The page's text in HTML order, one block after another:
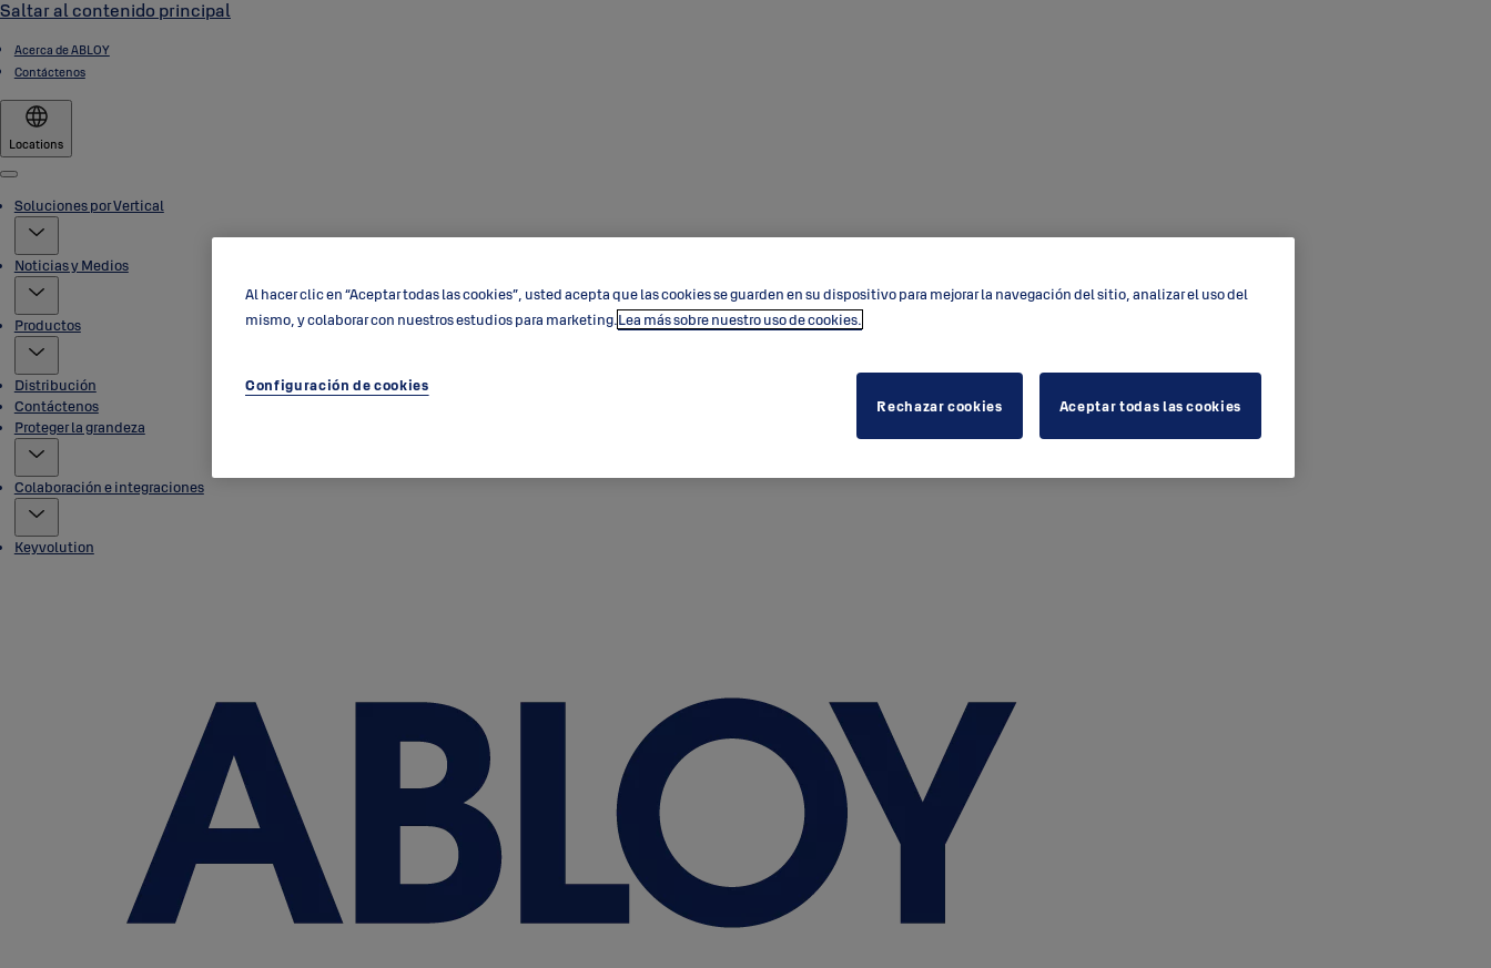
Saltar al contenido principal
Acerca de ABLOY
Contáctenos
Locations
Menu
Soluciones por Vertical
Noticias y Medios
Productos
Distribución
Contáctenos
Proteger la grandeza
Colaboración e integraciones
Keyvolution
Al hacer clic en “Aceptar todas las cookies”, usted acepta que las cookies se guarden en su dispositivo para mejorar la navegación del sitio, analizar el uso del
mismo, y colaborar con nuestros estudios para marketing.Lea más sobre nuestro uso de cookies.
Configuración de cookies
Rechazar cookies
Aceptar todas las cookies